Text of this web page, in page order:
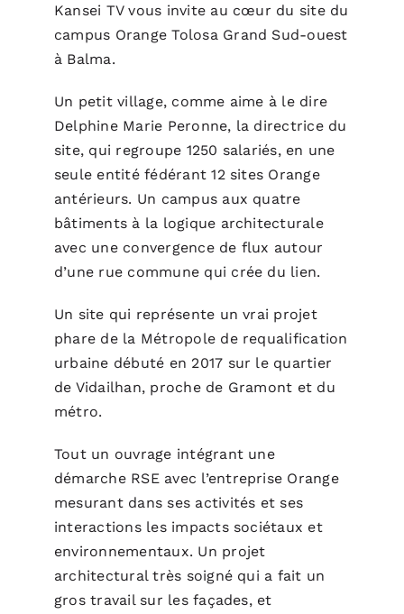
Kansei TVvous invite au cœur du site du
campus Orange Tolosa Grand Sud-ouest
à Balma.
Un petit village, comme aime à le dire
Delphine Marie Peronne, la directrice du
site, qui regroupe 1250 salariés, en une
seule entité fédérant 12 sites Orange
antérieurs. Un campus aux quatre
bâtiments à la logique architecturale
avec une convergence de flux autour
d’une rue commune qui crée du lien.
Un site qui représente un vrai projet
phare de la Métropole de requalification
urbaine débuté en 2017 sur le quartier
de Vidailhan, proche de Gramont et du
métro.
Tout un ouvrage intégrant une
démarche RSE avec l’entreprise Orange
mesurant dans ses activités et ses
interactions les impacts sociétaux et
environnementaux. Un projet
architectural très soigné qui a fait un
gros travail sur les façades, et